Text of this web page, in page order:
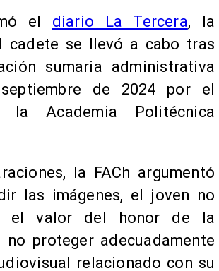
el diario La Tercera, la
cadete se llevó a cabo tras
sumaria administrativa
de 2024 por el
Academia Politécnica
la FACh argumentó
las imágenes, el joven no
el valor del honor de la
proteger adecuadamente
relacionado con su